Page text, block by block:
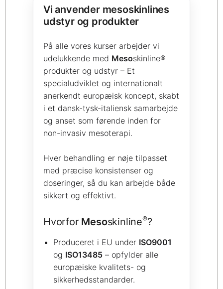
Vi anvender mesoskinlines
udstyr og produkter
På alle vores kurser arbejder vi
udelukkende med Mesoskinline®
produkter og udstyr – Et
specialudviklet og internationalt
anerkendt europæisk koncept, skabt
i et dansk-tysk-italiensk samarbejde
og anset som førende inden for
non-invasiv mesoterapi.
Hver behandling er nøje tilpasset
med præcise konsistenser og
doseringer, så du kan arbejde både
sikkert og effektivt.
Hvorfor Mesoskinline®?
Produceret i EU under ISO9001
og ISO13485 – opfylder alle
europæiske kvalitets- og
sikkerhedsstandarder.